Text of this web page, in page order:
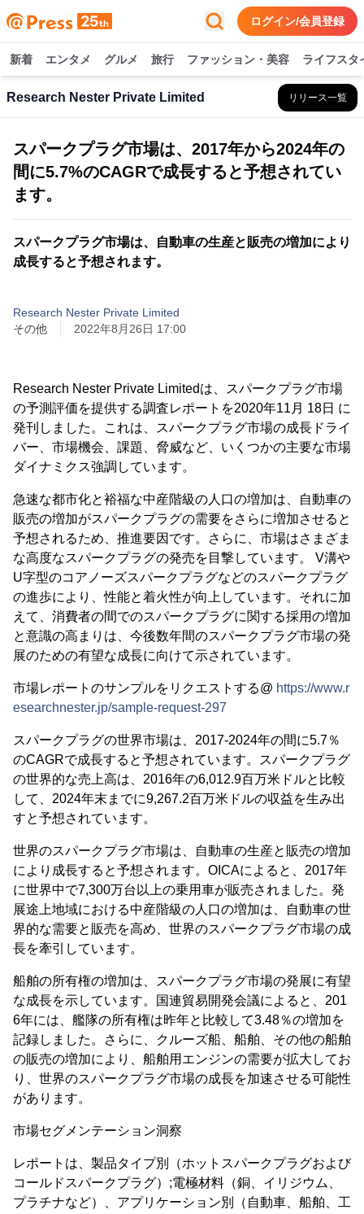
ログイン/会員登録
新着 エンタメ グルメ 旅行 ファッション・美容 ライフスタ
Research Nester Private Limited リリース一覧
スパークプラグ市場は、2017年から2024年の
間に5.7%のCAGRで成長すると予想されてい
ます。
スパークプラグ市場は、自動車の生産と販売の増加により
成長すると予想されます。
Research Nester Private Limited
その他
2022年8月26日 17:00
Research Nester Private Limitedは、スパークプラグ市場
の予測評価を提供する調査レポートを2020年11月 18日 に
発刊しました。これは、スパークプラグ市場の成長ドライ
バー、市場機会、課題、脅威など、いくつかの主要な市場
ダイナミクス強調しています。
急速な都市化と裕福な中産階級の人口の増加は、自動車の
販売の増加がスパークプラグの需要をさらに増加させると
予想されるため、推進要因です。さらに、市場はさまざま
な高度なスパークプラグの発売を目撃しています。 V溝や
U字型のコアノーズスパークプラグなどのスパークプラグ
の進歩により、性能と着火性が向上しています。それに加
えて、消費者の間でのスパークプラグに関する採用の増加
と意識の高まりは、今後数年間のスパークプラグ市場の発
展のための有望な成長に向けて示されています。
市場レポートのサンプルをリクエストする@ https://www.r
esearchnester.jp/sample-request-297
スパークプラグの世界市場は、2017-2024年の間に5.7％
のCAGRで成長すると予想されています。スパークプラグ
の世界的な売上高は、2016年の6,012.9百万米ドルと比較
して、2024年末までに9,267.2百万米ドルの収益を生み出
すと予想されています。
世界のスパークプラグ市場は、自動車の生産と販売の増加
により成長すると予想されます。OICAによると、2017年
に世界中で7,300万台以上の乗用車が販売されました。発
展途上地域における中産階級の人口の増加は、自動車の世
界的な需要と販売を高め、世界のスパークプラグ市場の成
長を牽引しています。
船舶の所有権の増加は、スパークプラグ市場の発展に有望
な成長を示しています。国連貿易開発会議によると、201
6年には、艦隊の所有権は昨年と比較して3.48％の増加を
記録しました。さらに、クルーズ船、船舶、その他の船舶
の販売の増加により、船舶用エンジンの需要が拡大してお
り、世界のスパークプラグ市場の成長を加速させる可能性
があります。
市場セグメンテーション洞察
レポートは、製品タイプ別（ホットスパークプラグおよび
コールドスパークプラグ）;電極材料（銅、イリジウム、
プラチナなど）、アプリケーション別（自動車、船舶、工